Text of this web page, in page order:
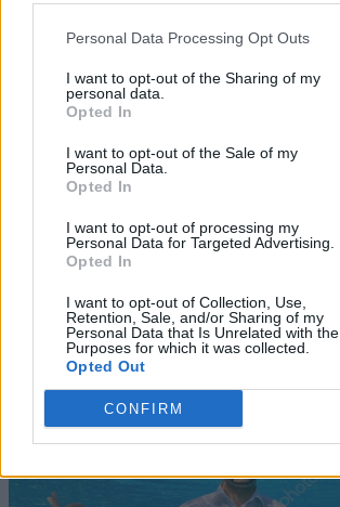
Personal Data Processing Opt Outs
I want to opt-out of the Sharing of my
personal data.
Opted In
I want to opt-out of the Sale of my
Personal Data.
Opted In
I want to opt-out of processing my
Personal Data for Targeted Advertising.
Opted In
I want to opt-out of Collection, Use,
Retention, Sale, and/or Sharing of my
Personal Data that Is Unrelated with the
Purposes for which it was collected.
Opted Out
CONFIRM